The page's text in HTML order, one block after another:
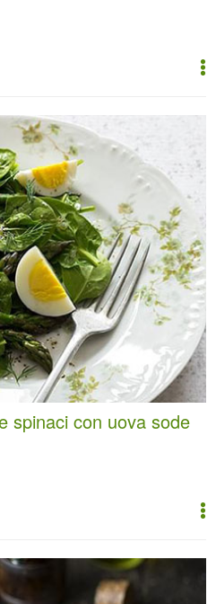
spinaci con uova sode